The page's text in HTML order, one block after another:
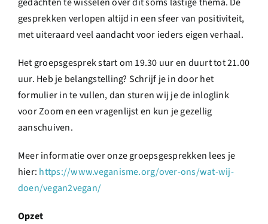
gesprekken verlopen altijd in een sfeer van positiviteit,
met uiteraard veel aandacht voor ieders eigen verhaal.
Het groepsgesprek start om 19.30 uur en duurt tot 21.00
uur. Heb je belangstelling? Schrijf je in door het
formulier in te vullen, dan sturen wij je de inloglink
voor Zoom en een vragenlijst en kun je gezellig
aanschuiven.
Meer informatie over onze groepsgesprekken lees je
hier: https://www.veganisme.org/over-ons/wat-wij-
doen/vegan2vegan/
Opzet